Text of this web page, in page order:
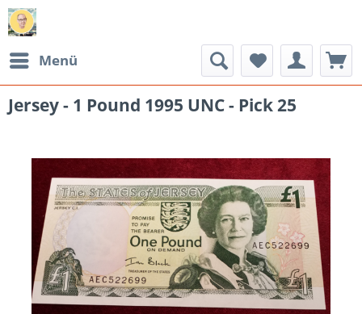
Menü
Jersey - 1 Pound 1995 UNC - Pick 25